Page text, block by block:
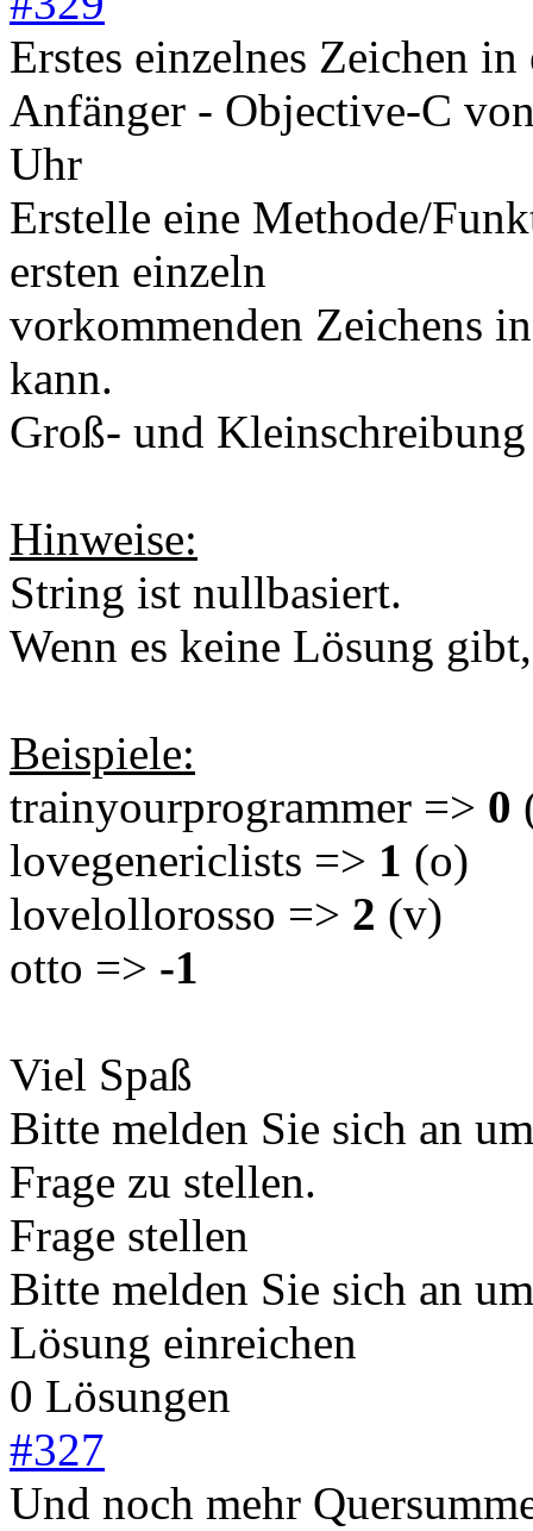
Erstes einzelnes Zeichen
Anfänger - Objective-C
Uhr
Erstelle eine Methode/
ersten einzeln
vorkommenden Zeichens
kann.
Groß- und
Hinweise:
String ist nullbasiert.
Wenn es keine Lösung
Beispiele:
trainyourprogrammer => 0
lovegenericlists => 1 (o)
lovelollorosso => 2 (v)
otto => -1
Viel Spaß
Bitte melden Sie sich an
Frage zu stellen.
Frage stellen
Bitte melden Sie sich an
Lösung einreichen
0 Lösungen
#327
Und noch mehr